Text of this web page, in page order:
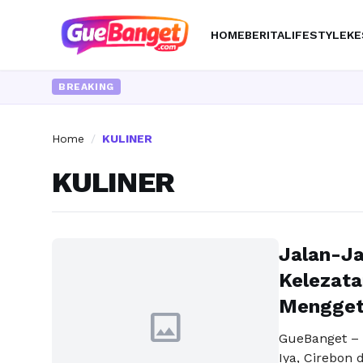
HOMEBERITALIFESTYLE
BREAKING
Home / KULINER
KULINER
image
Jalan-
GueBanget
Iya, Cirebon